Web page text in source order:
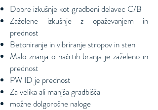
Dobre izkušnje kot gradbeni delavec C/B
Zaželene izkušnje z opaževanjem in
prednost
Betoniranje in vibriranje stropov in sten
Malo znanja o načrtih branja je zaželeno in
prednost
PW ID je prednost
Za velika ali manjša gradbišča
možne dolgoročne naloge